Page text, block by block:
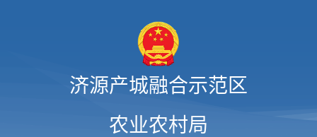
济源产城融合示范区
农业农村局